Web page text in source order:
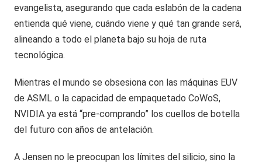
evangelista, asegurando que cada eslabón de la cadena
entienda qué viene, cuándo viene y qué tan grande será,
alineando a todo el planeta bajo su hoja de ruta
tecnológica.
Mientras el mundo se obsesiona con las máquinas EUV
de ASML o la capacidad de empaquetado CoWoS,
NVIDIA ya está “pre-comprando” los cuellos de botella
del futuro con años de antelación.
A Jensen no le preocupan los límites del silicio, sino la